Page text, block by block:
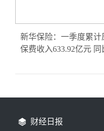
新华保险：一季度累计
保费收入633.92亿元 同
财经日报